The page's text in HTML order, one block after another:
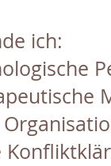
ich: